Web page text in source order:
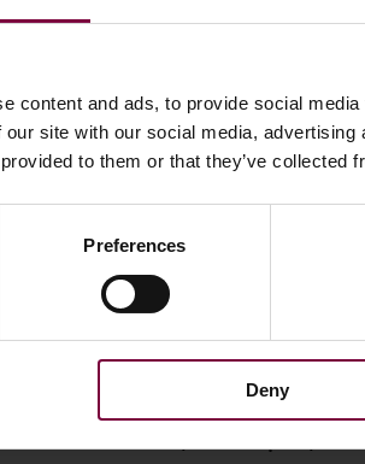
content and ads, to provide social
our site with our social media,
to them or that they’ve collected
Preferences
Deny
турбинни колела на Tesla